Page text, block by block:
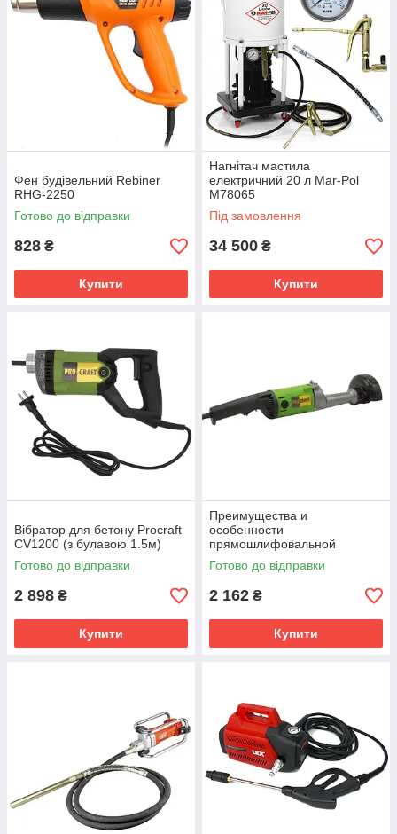
Фен будівельний Rebiner
RHG-2250
Готово до відправки
828 ₴
Купити
Нагнітач мастила
електричний 20 л Mar-Pol
M78065
Під замовлення
34 500 ₴
Купити
Вібратор для бетону Procraft
CV1200 (з булавою 1.5м)
Готово до відправки
2 898 ₴
Купити
Преимущества и
особенности
прямошлифовальной
машины Procraft SG1020
Готово до відправки
2 162 ₴
Купити